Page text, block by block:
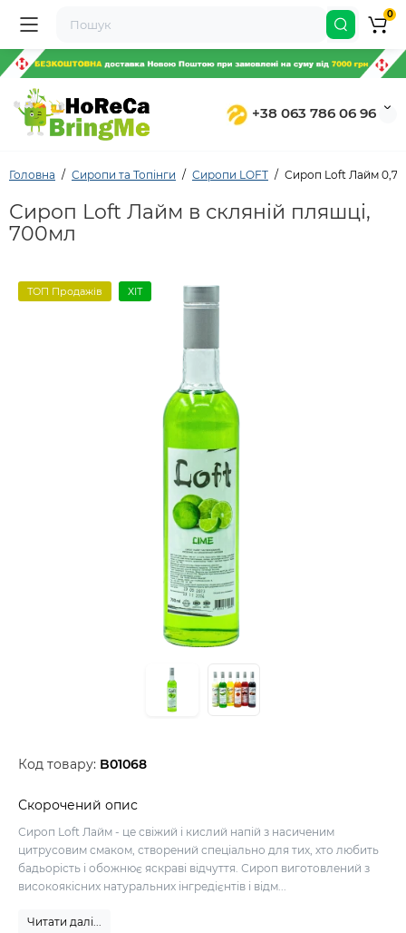
+38 063 786 06 96
0
Головна Сиропи та Топінги Сиропи LOFT Сироп Loft Лайм
Сироп Loft Лайм в скляній пляшці,
700мл
ТОП Продажів ХІТ
Код товару: B01068
Скорочений опис
Сироп Loft Лайм - це свіжий і кислий напій з насиченим
цитрусовим смаком, створений спеціально для тих, хто любить
бадьорість і обожнює яскраві відчуття. Сироп виготовлений з
високоякісних натуральних інгредієнтів і відм...
Читати далі...